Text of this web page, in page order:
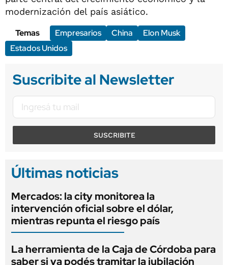
modernización del país asiático.
Temas
Empresarios China
Elon Musk
Estados Unidos
Suscribite al Newsletter
SUSCRIBITE
Últimas noticias
Mercados: la city monitorea la
intervención oficial sobre el dólar,
mientras repunta el riesgo país
La herramienta de la Caja de Córdoba para
saber si ya podés tramitar la jubilación